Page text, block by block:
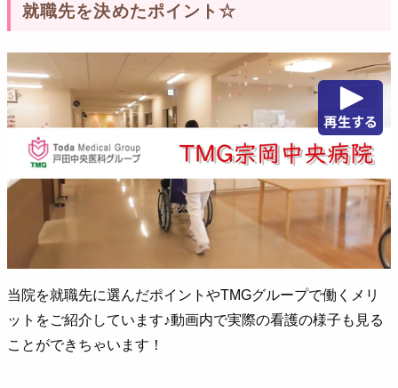
就職先を決めたポイント☆
当院を就職先に選んだポイントやTMGグループで働くメリ
ットをご紹介しています♪動画内で実際の看護の様子も見る
ことができちゃいます！